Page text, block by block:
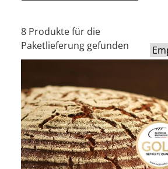
8 Produkte für die
Paketlieferung gefunden